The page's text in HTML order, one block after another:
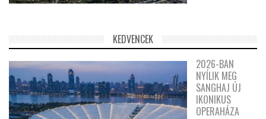
KEDVENCEK
2026-BAN
NYÍLIK MEG
SANGHAJ ÚJ
IKONIKUS
OPERAHÁZA